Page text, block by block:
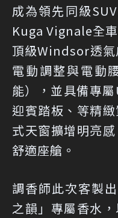
成為領先同級
Kuga Vignale全
頂級Windsor透氣
電動調整與電動
能），並具備專
迎賓踏板、等精
式天窗擴增明亮
舒適座艙。
調香師此次客製
之韻」專屬香水